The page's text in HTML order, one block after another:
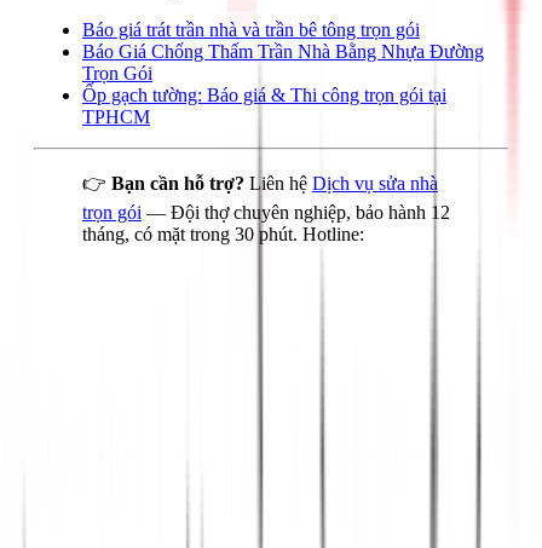
Báo giá trát trần nhà và trần bê tông trọn gói
Báo Giá Chống Thấm Trần Nhà Bằng Nhựa Đường
Trọn Gói
Ốp gạch tường: Báo giá & Thi công trọn gói tại
TPHCM
👉 Bạn cần hỗ trợ? Liên hệ Dịch vụ sửa nhà
trọn gói — Đội thợ chuyên nghiệp, bảo hành 12
tháng, có mặt trong 30 phút. Hotline: